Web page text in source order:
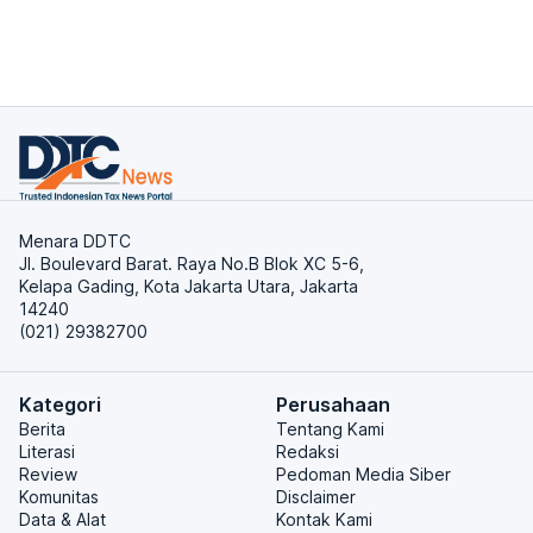
Menara DDTC
Jl. Boulevard Barat. Raya No.B Blok XC 5-6,
Kelapa Gading, Kota Jakarta Utara, Jakarta
14240
(021) 29382700
Kategori
Berita
Literasi
Review
Komunitas
Data & Alat
Perusahaan
Tentang Kami
Redaksi
Pedoman Media Siber
Disclaimer
Kontak Kami